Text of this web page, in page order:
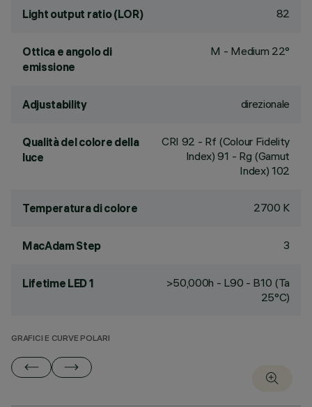
Light output ratio (LOR) 82
Ottica e angolo di
emissione
M - Medium 22°
Adjustability direzionale
Qualità del colore della
luce
CRI 92 - Rf (Colour Fidelity
Index) 91 - Rg (Gamut
Index) 102
Temperatura di colore 2700 K
MacAdam Step 3
Lifetime LED 1
>50,000h - L90 - B10 (Ta
25°C)
GRAFICI E CURVE POLARI